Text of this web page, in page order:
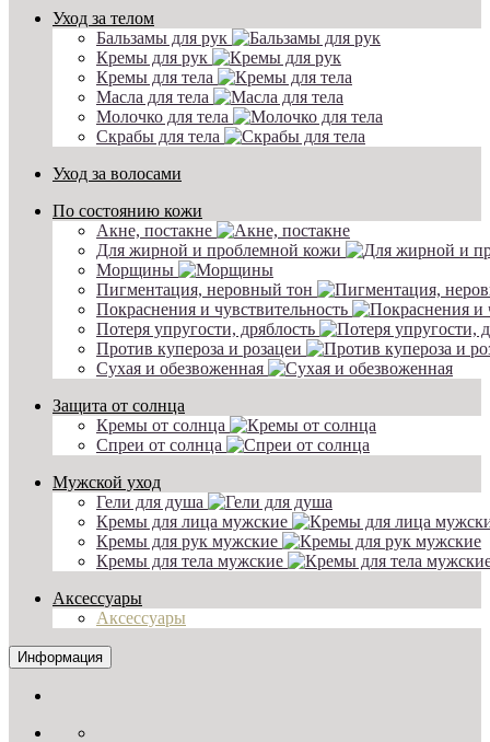
Уход за телом
Бальзамы для рук
Кремы для рук
Кремы для тела
Масла для тела
Молочко для тела
Скрабы для тела
Уход за волосами
По состоянию кожи
Акне, постакне
Для жирной и проблемной кожи
Морщины
Пигментация, неровный тон
Покраснения и чувствительность
Потеря упругости, дряблость
Против купероза и розацеи
Сухая и обезвоженная
Защита от солнца
Кремы от солнца
Спреи от солнца
Мужской уход
Гели для душа
Кремы для лица мужские
Кремы для рук мужские
Кремы для тела мужские
Аксессуары
Аксессуары
Информация